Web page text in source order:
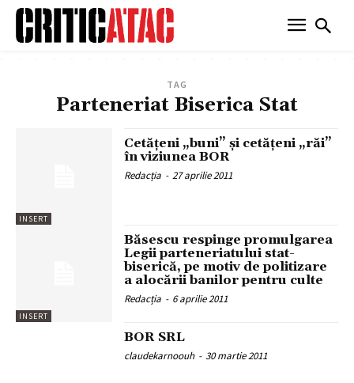
TAG
Parteneriat Biserica Stat
INSERT
Cetăţeni „buni” şi cetăţeni „răi”
în viziunea BOR
Redacția - 27 aprilie 2011
INSERT
Băsescu respinge promulgarea
Legii parteneriatului stat-
biserică, pe motiv de politizare
a alocării banilor pentru culte
Redacția - 6 aprilie 2011
BOR SRL
claudekarnoouh - 30 martie 2011